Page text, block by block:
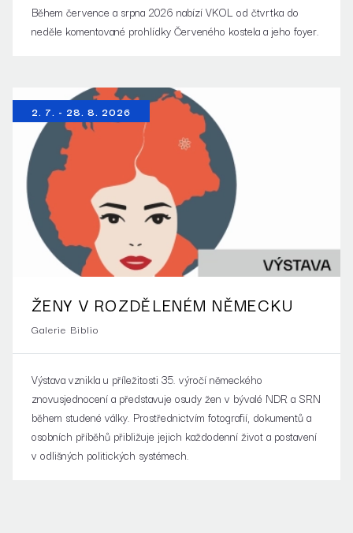
Během července a srpna 2026 nabízí VKOL od čtvrtka do
neděle komentované prohlídky Červeného kostela a jeho foyer.
2. 7. - 28. 8. 2026
ŽENY V ROZDĚLENÉM NĚMECKU
Galerie Biblio
Výstava vznikla u příležitosti 35. výročí německého
znovusjednocení a představuje osudy žen v bývalé NDR a SRN
během studené války. Prostřednictvím fotografií, dokumentů a
osobních příběhů přibližuje jejich každodenní život a postavení
v odlišných politických systémech.